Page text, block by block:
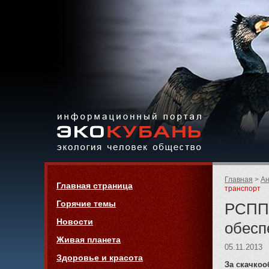
Информационный портал
«ЭКО-КУБАНЬ»
страницы:
Главная
транспорт
РСПП
05.11.2013
За
Навигация
Главная страница
Горячие темы
Новости
Живая планета
Здоровье и красота